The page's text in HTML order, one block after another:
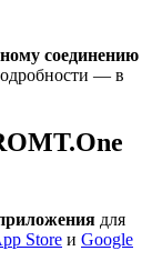
соединению
— в
для
Store и Google